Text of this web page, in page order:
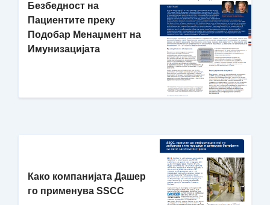
Безбедност на
Пациентите преку
Подобар Менаџмент на
Имунизацијата
Како компанијата Дашер
го применува SSCC